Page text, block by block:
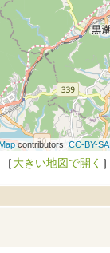
contributors, CC-BY-SA
［大きい地図で開く ］